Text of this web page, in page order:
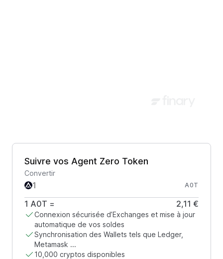
Suivre vos Agent Zero Token
Convertir
A0T
1 A0T = 2,11 €
Connexion sécurisée d’Exchanges et mise à jour
automatique de vos soldes
Synchronisation des Wallets tels que Ledger,
Metamask ...
10,000 cryptos disponibles